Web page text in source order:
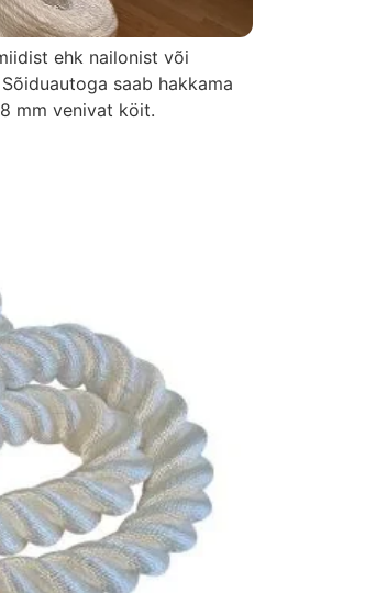
ehk nailonist või
saab hakkama
mm venivat köit.